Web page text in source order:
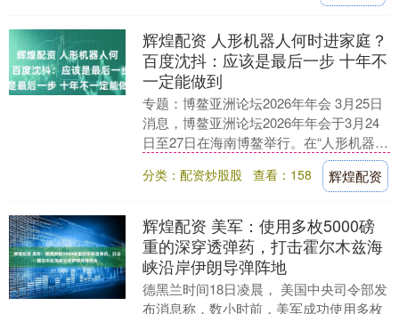
辉煌配资 人形机器人何时进家庭？
百度沈抖：应该是最后一步 十年不
一定能做到
专题：博鳌亚洲论坛2026年年会 3月25日
消息，博鳌亚洲论坛2026年年会于3月24
日至27日在海南博鳌举行。在“人形机器人
的进阶与飞跃”分论坛，关于人形机器....
分类：配资炒股股 查看：158 辉煌配资
辉煌配资 美军：使用多枚5000磅
重的深穿透弹药，打击霍尔木兹海
峡沿岸伊朗导弹阵地
德黑兰时间18日凌晨， 美国中央司令部发
布消息称，数小时前，美军成功使用多枚